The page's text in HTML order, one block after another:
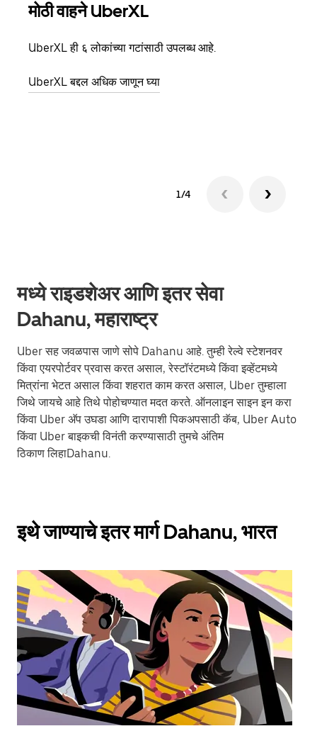
मोठी वाहने UberXL
UberXL ही ६ लोकांच्या गटांसाठी उपलब्ध आहे.
UberXL बद्दल अधिक जाणून घ्या
1/4
मध्ये राइडशेअर आणि इतर सेवा
Dahanu, महाराष्ट्र
Uber सह जवळपास जाणे सोपे Dahanu आहे. तुम्ही रेल्वे स्टेशनवर
किंवा एयरपोर्टवर प्रवास करत असाल, रेस्टॉरंटमध्ये किंवा इव्हेंटमध्ये
मित्रांना भेटत असाल किंवा शहरात काम करत असाल, Uber तुम्हाला
जिथे जायचे आहे तिथे पोहोचण्यात मदत करते. ऑनलाइन साइन इन करा
किंवा Uber अ‍ॅप उघडा आणि दारापाशी पिकअपसाठी कॅब, Uber Auto
किंवा Uber बाइकची विनंती करण्यासाठी तुमचे अंतिम
ठिकाण लिहाDahanu.
इथे जाण्याचे इतर मार्ग Dahanu, भारत